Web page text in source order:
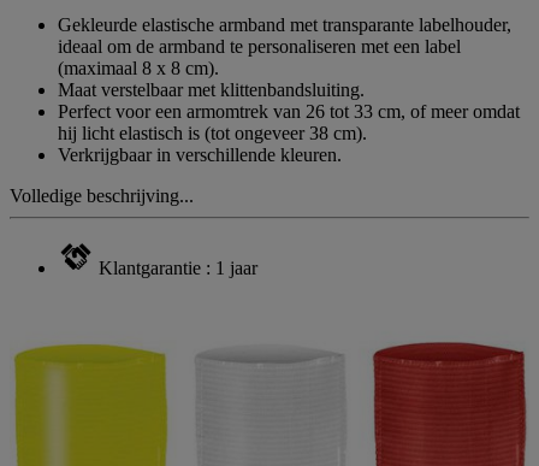
Gekleurde elastische armband met transparante labelhouder,
ideaal om de armband te personaliseren met een label
(maximaal 8 x 8 cm).
Maat verstelbaar met klittenbandsluiting.
Perfect voor een armomtrek van 26 tot 33 cm, of meer omdat
hij licht elastisch is (tot ongeveer 38 cm).
Verkrijgbaar in verschillende kleuren.
Volledige beschrijving...
Klantgarantie : 1 jaar